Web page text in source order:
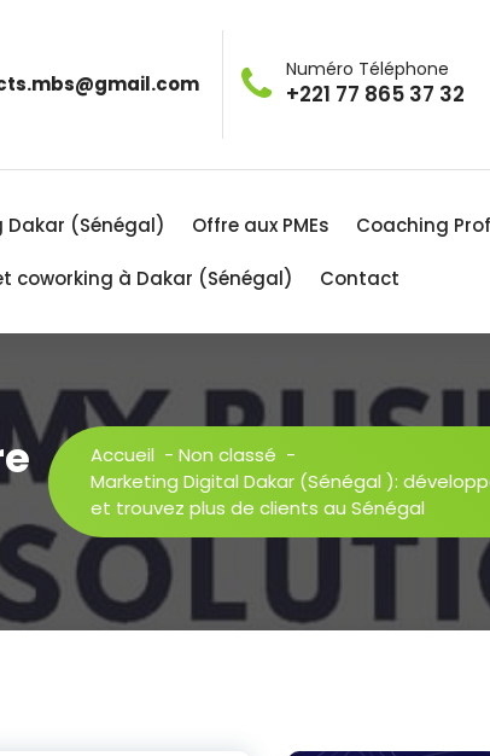
Numéro Téléphone
+221 77 865 37 32
Dakar (Sénégal) Offre aux PMEs Coaching
coworking à Dakar (Sénégal) Contact
Accueil - Non classé -
Marketing Digital Dakar (Sénégal ):
et trouvez plus de clients au Sénégal